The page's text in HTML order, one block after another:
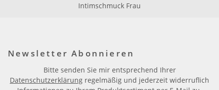
Intimschmuck Frau
Newsletter Abonnieren
Bitte senden Sie mir entsprechend Ihrer
Datenschutzerklärung regelmäßig und jederzeit widerruflich